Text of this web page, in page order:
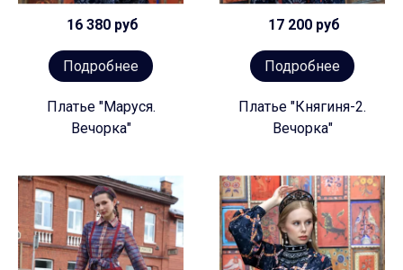
16 380 руб
Подробнее
Платье "Маруся.
Вечорка"
17 200 руб
Подробнее
Платье "Княгиня-2.
Вечорка"